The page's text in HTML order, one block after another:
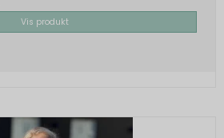
Vis produkt